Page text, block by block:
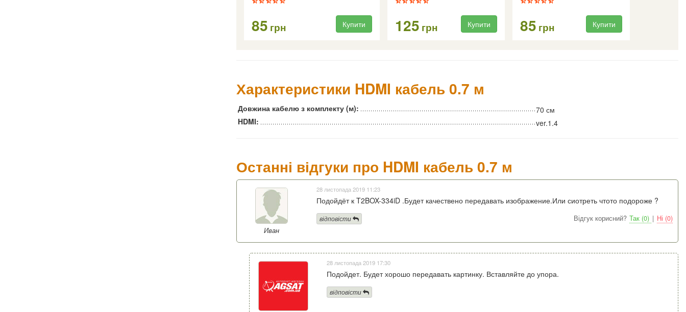
85 грн Купити 125 грн Купити 85 грн Купити
Характеристики HDMI кабель 0.7 м
Довжина кабелю з комплекту (м):
70 см
HDMI:
ver.1.4
Останні відгуки про HDMI кабель 0.7 м
Иван
28 листопада 2019 11:23
Подойдёт к T2BOX-334iD .Будет качествено передавать изображение.Или сиотреть чтото подороже ?
Відгук корисний? Так (0) | Ні (0)
відповісти
28 листопада 2019 17:30
Подойдет. Будет хорошо передавать картинку. Вставляйте до упора.
відповісти